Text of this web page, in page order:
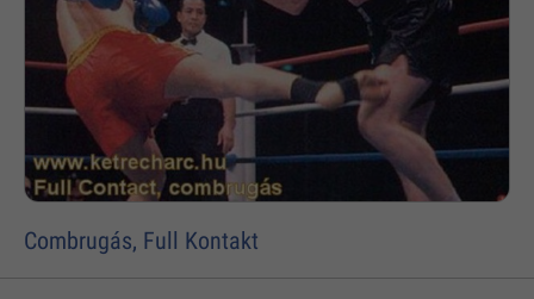
Combrugás, Full Kontakt